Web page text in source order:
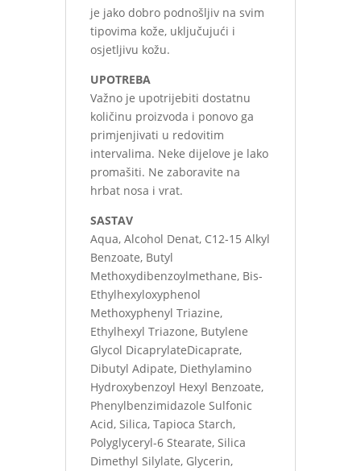
je jako dobro podnošljiv na svim
tipovima kože, uključujući i
osjetljivu kožu.
UPOTREBA
Važno je upotrijebiti dostatnu
količinu proizvoda i ponovo ga
primjenjivati u redovitim
intervalima. Neke dijelove je lako
promašiti. Ne zaboravite na
hrbat nosa i vrat.
SASTAV
Aqua, Alcohol Denat, C12-15 Alkyl
Benzoate, Butyl
Methoxydibenzoylmethane, Bis-
Ethylhexyloxyphenol
Methoxyphenyl Triazine,
Ethylhexyl Triazone, Butylene
Glycol DicaprylateDicaprate,
Dibutyl Adipate, Diethylamino
Hydroxybenzoyl Hexyl Benzoate,
Phenylbenzimidazole Sulfonic
Acid, Silica, Tapioca Starch,
Polyglyceryl-6 Stearate, Silica
Dimethyl Silylate, Glycerin,